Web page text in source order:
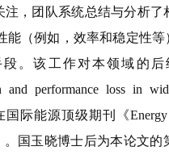
，团队系统总结与分析
能（例如，效率和稳定性
。该工作对本领域的
performance loss in
国际能源顶级期刊《
。国玉晓博士后为本论文